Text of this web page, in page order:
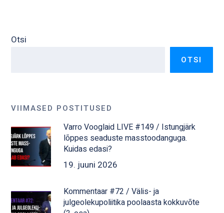
Otsi
OTSI
VIIMASED POSTITUSED
Varro Vooglaid LIVE #149 / Istungjärk
lõppes seaduste masstoodanguga.
Kuidas edasi?
19. juuni 2026
Kommentaar #72 / Välis- ja
julgeolekupoliitika poolaasta kokkuvõte